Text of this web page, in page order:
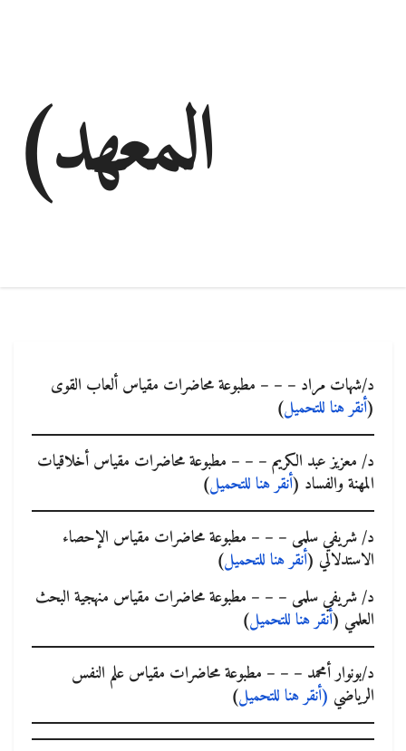
المعهد)
د/شهات مراد – – – مطبوعة محاضرات مقياس ألعاب القوى
(أنقر هنا للتحميل)
د/ معزيز عبد الكريم – – – مطبوعة محاضرات مقياس أخلاقيات
المهنة والفساد (أنقر هنا للتحميل)
د/ شريفي سلمى – – – مطبوعة محاضرات مقياس الإحصاء
الاستدلالي (أنقر هنا للتحميل)
د/ شريفي سلمى – – – مطبوعة محاضرات مقياس منهجية البحث
العلمي (أنقر هنا للتحميل)
د/بونوار أمحمد – – – مطبوعة محاضرات مقياس علم النفس
الرياضي (أنقر هنا للتحميل)